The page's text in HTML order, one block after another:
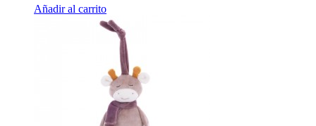
Añadir al carrito